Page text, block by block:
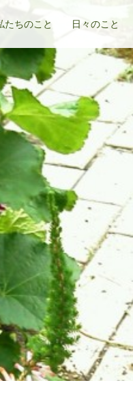
たちのこと 日々のこと